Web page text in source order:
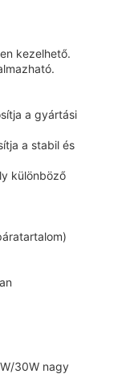
kezelhető.
a gyártási
a stabil és
különböző